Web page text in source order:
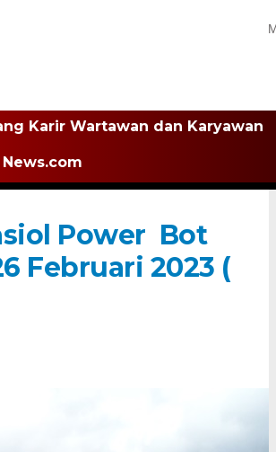
Karir Wartawan dan Karyawan
Power Bot
Februari 2023 (